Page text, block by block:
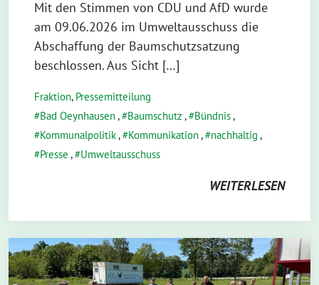
Mit den Stimmen von CDU und AfD wurde
am 09.06.2026 im Umweltausschuss die
Abschaffung der Baumschutzsatzung
beschlossen. Aus Sicht […]
Fraktion, Pressemitteilung
Bad Oeynhausen, Baumschutz , Bündnis,
Kommunalpolitik, Kommunikation, nachhaltig ,
Presse , Umweltausschuss
WEITERLESEN